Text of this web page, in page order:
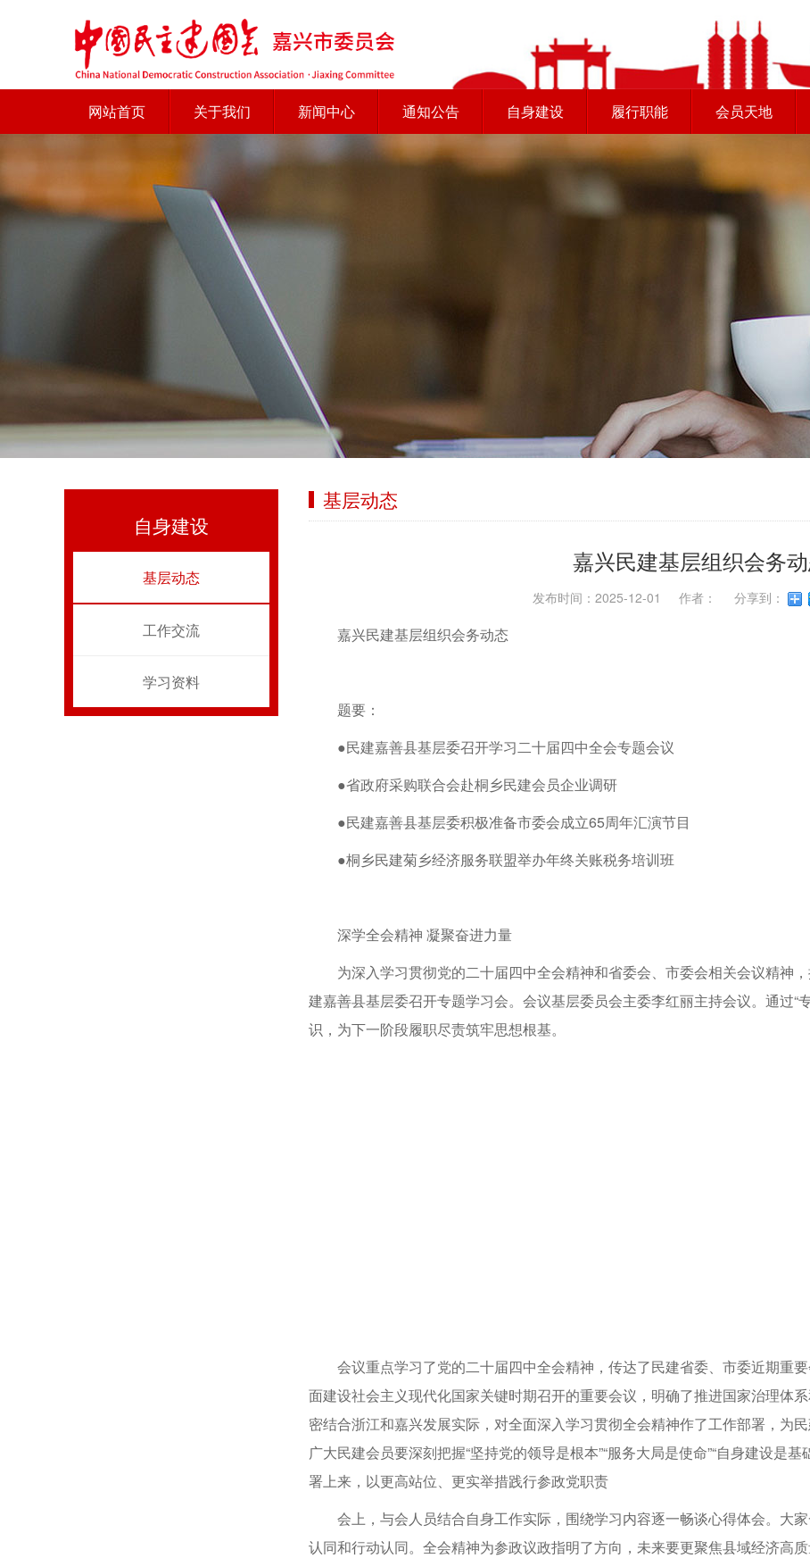
网站首页 关于我们 新闻中心 通知公告 自身建设 履行职能 会员天地
自身建设
基层动态
工作交流
学习资料
基层动态
嘉兴民建基层组织会务
发布时间：2025-12-01 作者： 分享到：
嘉兴民建基层组织会务动态
题要：
●民建嘉善县基层委召开学习二十届四中全会专题会议
●省政府采购联合会赴桐乡民建会员企业调研
●民建嘉善县基层委积极准备市委会成立65周年汇演节目
●桐乡民建菊乡经济服务联盟举办年终关账税务培训班
深学全会精神 凝聚奋进力量
为深入学习贯彻党的二十届四中全会精神和省委会、市委会相关会议精神
建嘉善县基层委召开专题学习会。会议基层委员会主委李红丽主持会议。通过“
识，为下一阶段履职尽责筑牢思想根基。
会议重点学习了党的二十届四中全会精神，传达了民建省委、市委近期重
面建设社会主义现代化国家关键时期召开的重要会议，明确了推进国家治理体
密结合浙江和嘉兴发展实际，对全面深入学习贯彻全会精神作了工作部署，为
广大民建会员要深刻把握“坚持党的领导是根本”“服务大局是使命”“自身建设是
署上来，以更高站位、更实举措践行参政党职责
会上，与会人员结合自身工作实际，围绕学习内容逐一畅谈心得体会。大
认同和行动认同。全会精神为参政议政指明了方向，未来要更聚焦县域经济高